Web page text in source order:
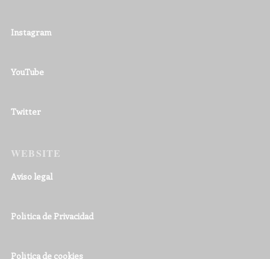
Instagram
YouTube
Twitter
WEBSITE
Aviso legal
Política de Privacidad
Política de cookies